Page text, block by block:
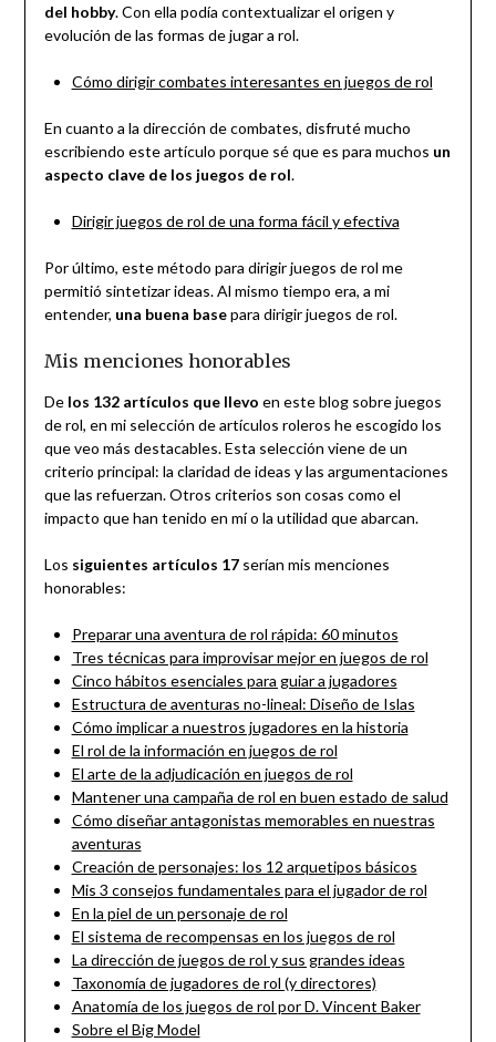
del hobby. Con ella podía contextualizar el origen y
evolución de las formas de jugar a rol.
Cómo dirigir combates interesantes en juegos de rol
En cuanto a la dirección de combates, disfruté mucho
escribiendo este artículo porque sé que es para muchos un
aspecto clave de los juegos de rol.
Dirigir juegos de rol de una forma fácil y efectiva
Por último, este método para dirigir juegos de rol me
permitió sintetizar ideas. Al mismo tiempo era, a mi
entender, una buena basepara dirigir juegos de rol.
Mis menciones honorables
De los 132 artículos que llevo en este blog sobre juegos
de rol, en mi selección de artículos roleros he escogido los
que veo más destacables. Esta selección viene de un
criterio principal: la claridad de ideas y las argumentaciones
que las refuerzan. Otros criterios son cosas como el
impacto que han tenido en mí o la utilidad que abarcan.
Los siguientes artículos 17serían mis menciones
honorables:
Preparar una aventura de rol rápida: 60 minutos
Tres técnicas para improvisar mejor en juegos de rol
Cinco hábitos esenciales para guiar a jugadores
Estructura de aventuras no-lineal: Diseño de Islas
Cómo implicar a nuestros jugadores en la historia
El rol de la información en juegos de rol
El arte de la adjudicación en juegos de rol
Mantener una campaña de rol en buen estado de salud
Cómo diseñar antagonistas memorables en nuestras
aventuras
Creación de personajes: los 12 arquetipos básicos
Mis 3 consejos fundamentales para el jugador de rol
En la piel de un personaje de rol
El sistema de recompensas en los juegos de rol
La dirección de juegos de rol y sus grandes ideas
Taxonomía de jugadores de rol (y directores)
Anatomía de los juegos de rol por D. Vincent Baker
Sobre el Big Model